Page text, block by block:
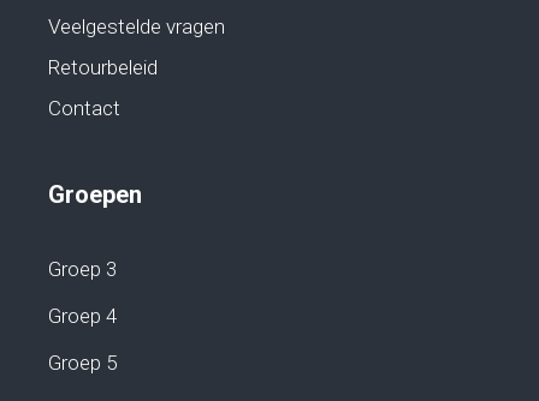
Veelgestelde vragen
Retourbeleid
Contact
Groepen
Groep 3
Groep 4
Groep 5